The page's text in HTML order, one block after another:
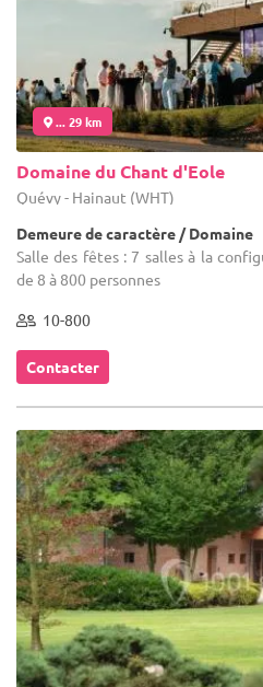
... 29 km
Domaine du Chant d'Eole
Quévy - Hainaut (WHT)
Demeure de caractère / Domaine
Salle des fêtes : 7 salles à la
de 8 à 800 personnes
10-800
Contacter